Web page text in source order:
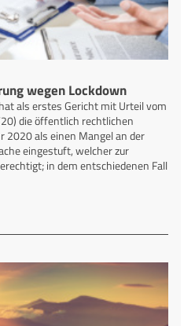
wegen Lockdown
als erstes Gericht mit Urteil vom
die öffentlich rechtlichen
2020 als einen Mangel an der
eingestuft, welcher zur
in dem entschiedenen Fall